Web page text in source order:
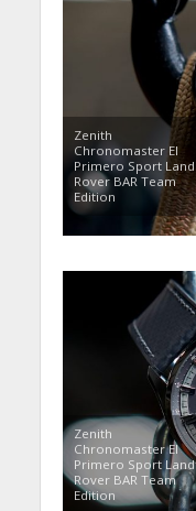
Zenith
Chronomaster El
Primero Sport Land
Rover BAR Team
Edition
Zenith
Chronomaster El
Primero Sport Land
Rover BAR Team
Edition